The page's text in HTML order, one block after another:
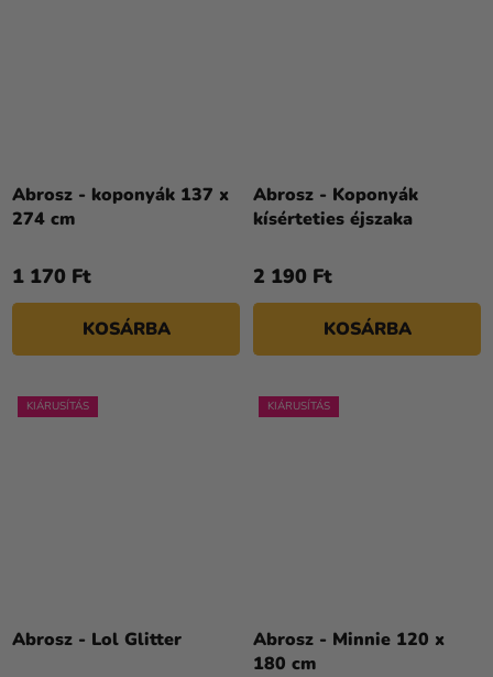
Abrosz - koponyák 137 x
274 cm
1 170 Ft
KOSÁRBA
Abrosz - Koponyák
kísérteties éjszaka
2 190 Ft
KOSÁRBA
KIÁRUSÍTÁS
Abrosz - Lol Glitter
KIÁRUSÍTÁS
Abrosz - Minnie 120 x
180 cm